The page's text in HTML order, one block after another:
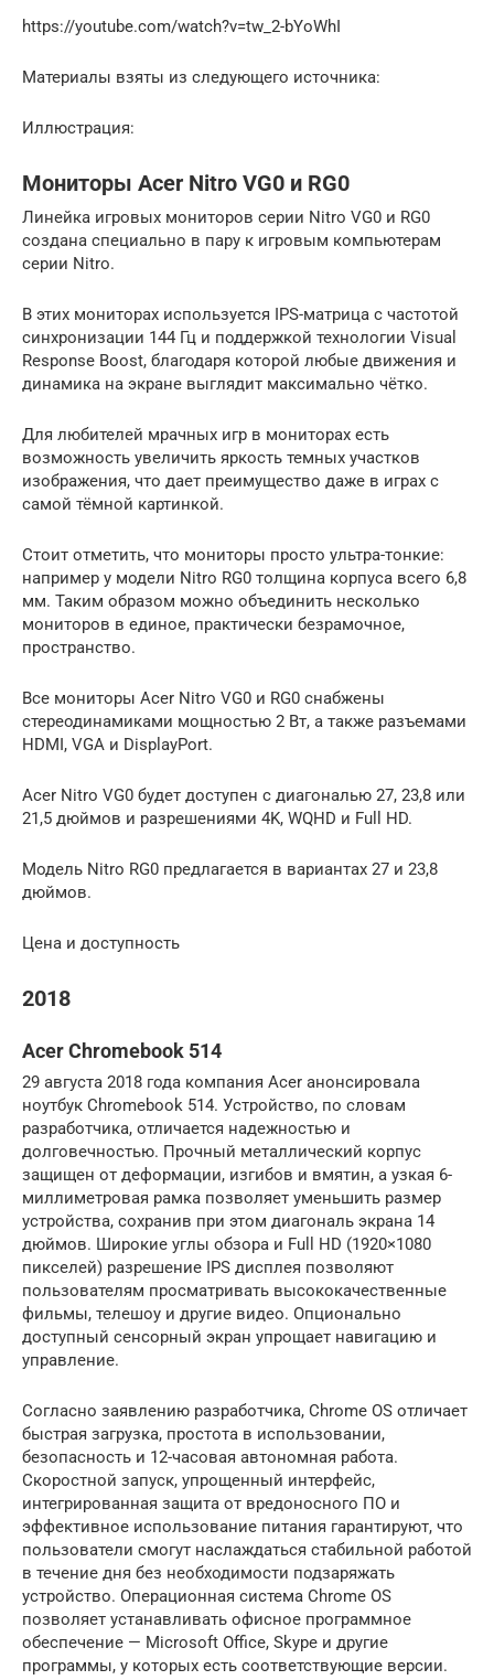
https://youtube.com/watch?v=tw_2-bYoWhI
Материалы взяты из следующего источника:
Иллюстрация:
Мониторы Acer Nitro VG0 и RG0
Линейка игровых мониторов серии Nitro VG0 и RG0
создана специально в пару к игровым компьютерам
серии Nitro.
В этих мониторах используется IPS-матрица с частотой
синхронизации 144 Гц и поддержкой технологии Visual
Response Boost, благодаря которой любые движения и
динамика на экране выглядит максимально чётко.
Для любителей мрачных игр в мониторах есть
возможность увеличить яркость темных участков
изображения, что дает преимущество даже в играх с
самой тёмной картинкой.
Стоит отметить, что мониторы просто ультра-тонкие:
например у модели Nitro RG0 толщина корпуса всего 6,8
мм. Таким образом можно объединить несколько
мониторов в единое, практически безрамочное,
пространство.
Все мониторы Acer Nitro VG0 и RG0 снабжены
стереодинамиками мощностью 2 Вт, а также разъемами
HDMI, VGA и DisplayPort.
Acer Nitro VG0 будет доступен с диагональю 27, 23,8 или
21,5 дюймов и разрешениями 4K, WQHD и Full HD.
Модель Nitro RG0 предлагается в вариантах 27 и 23,8
дюймов.
Цена и доступность
2018
Acer Chromebook 514
29 августа 2018 года компания Acer анонсировала
ноутбук Chromebook 514. Устройство, по словам
разработчика, отличается надежностью и
долговечностью. Прочный металлический корпус
защищен от деформации, изгибов и вмятин, а узкая 6-
миллиметровая рамка позволяет уменьшить размер
устройства, сохранив при этом диагональ экрана 14
дюймов. Широкие углы обзора и Full HD (1920×1080
пикселей) разрешение IPS дисплея позволяют
пользователям просматривать высококачественные
фильмы, телешоу и другие видео. Опционально
доступный сенсорный экран упрощает навигацию и
управление.
Согласно заявлению разработчика, Chrome OS отличает
быстрая загрузка, простота в использовании,
безопасность и 12-часовая автономная работа.
Скоростной запуск, упрощенный интерфейс,
интегрированная защита от вредоносного ПО и
эффективное использование питания гарантируют, что
пользователи смогут наслаждаться стабильной работой
в течение дня без необходимости подзаряжать
устройство. Операционная система Chrome OS
позволяет устанавливать офисное программное
обеспечение — Microsoft Office, Skype и другие
программы, у которых есть соответствующие версии.